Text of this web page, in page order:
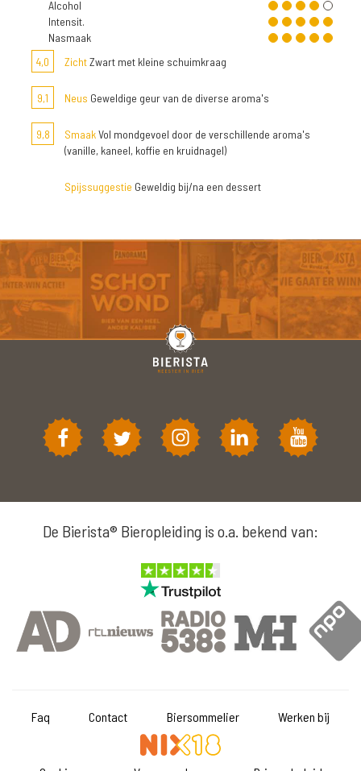
Alcohol
Intensit.
Nasmaak
4,0
ZichtZwart met kleine schuimkraag
9,1 Neus Geweldige geur van de diverse aroma's
9,8 SmaakVol mondgevoel door de verschillende aroma's
(vanille, kaneel, koffie en kruidnagel)
Spijssuggestie Geweldig bij/na een dessert
De Bierista® Bieropleiding is o.a. bekend van:
Faq Contact Biersommelier Werken bij